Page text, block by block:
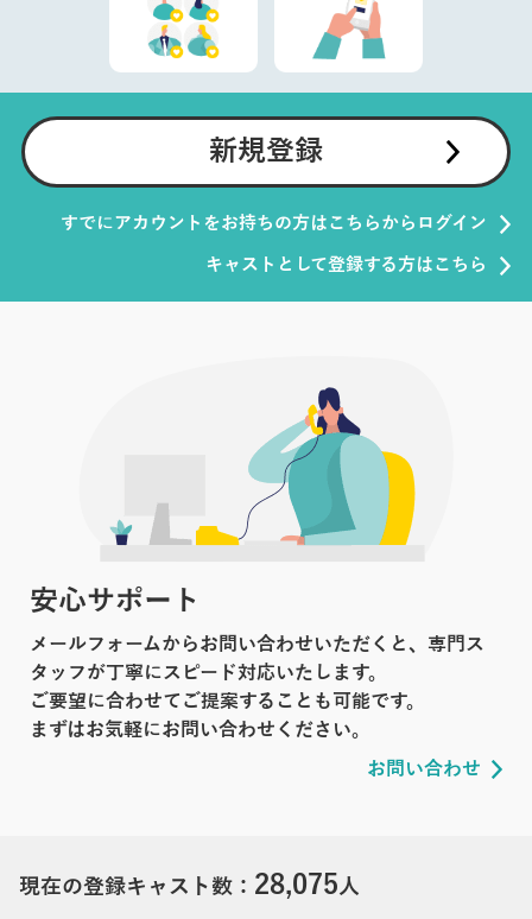
新規登録
すでにアカウントをお持ちの方はこちらからログイン
キャストとして登録する方はこちら
安心サポート
メールフォームからお問い合わせいただくと、専門ス
タッフが丁寧にスピード対応いたします。
ご要望に合わせてご提案することも可能です。
まずはお気軽にお問い合わせください。
お問い合わせ
現在の登録キャスト数： 28,075人